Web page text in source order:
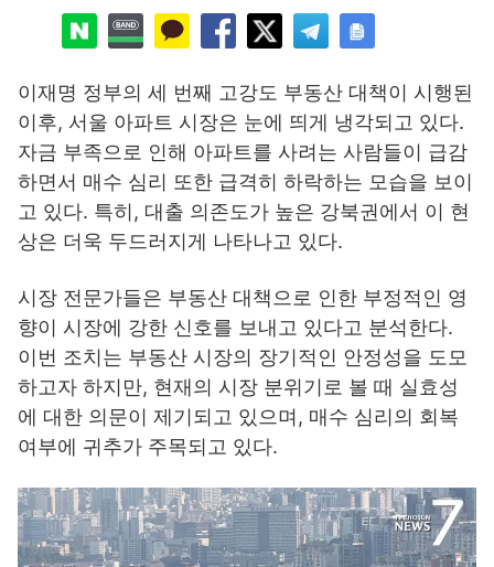
이재명 정부의 세 번째 고강도 부동산 대책이 시행된
이후, 서울 아파트 시장은 눈에 띄게 냉각되고 있다.
자금 부족으로 인해 아파트를 사려는 사람들이 급감
하면서 매수 심리 또한 급격히 하락하는 모습을 보이
고 있다. 특히, 대출 의존도가 높은 강북권에서 이 현
상은 더욱 두드러지게 나타나고 있다.
시장 전문가들은 부동산 대책으로 인한 부정적인 영
향이 시장에 강한 신호를 보내고 있다고 분석한다.
이번 조치는 부동산 시장의 장기적인 안정성을 도모
하고자 하지만, 현재의 시장 분위기로 볼 때 실효성
에 대한 의문이 제기되고 있으며, 매수 심리의 회복
여부에 귀추가 주목되고 있다.